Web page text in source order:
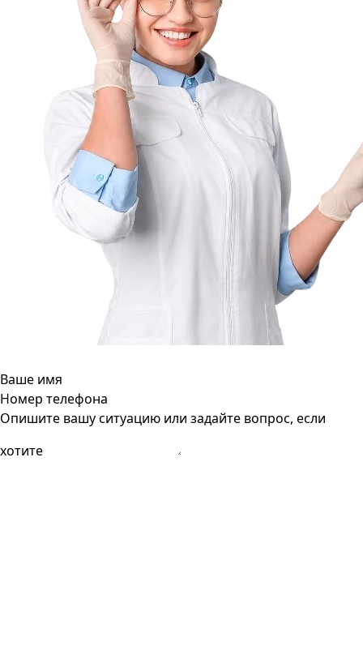
Ваше имя
Номер телефона
Опишите вашу ситуацию или задайте вопрос, если
хотите